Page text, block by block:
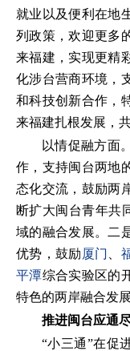
就业以及便利在地
列政策，欢迎更多
来福建，实现更精
化涉台营商环境，
和科技创新合作，
来福建扎根发展，
以情促融方面
作，支持闽台两地
态化交流，鼓励两
断扩大闽台青年共
域的融合发展。二
优势，鼓励 厦门
平潭综合实验区的
特色的两岸融合发展
推进闽台应通
“小三通”在促